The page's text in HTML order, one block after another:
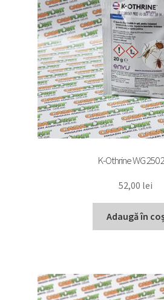
K-Othrine WG 250
52,00 lei
Adaugă în